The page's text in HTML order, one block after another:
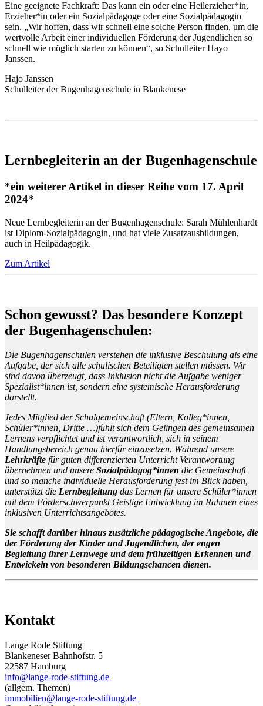
Eine geeignete Fachkraft: Das kann ein oder eine Heilerzieher*in,
Erzieher*in oder ein Sozialpädagoge oder eine Sozialpädagogin
sein. „Wir hoffen, dass wir schnell eine solche Person finden, um die
wertvolle Arbeit einer individuellen Förderung der Jugendlichen so
schnell wie möglich starten zu können“, so Schulleiter Hayo
Janssen.
Hajo Janssen
Schulleiter der Bugenhagenschule in Blankenese
Lernbegleiterin an der Bugenhagenschule
*ein weiterer Artikel in dieser Reihe vom 17. April
2024*
Neue Lernbegleiterin an der Bugenhagenschule: Sarah Mühlenhardt
ist Diplom-Sozialpädagogin, und hat viele Zusatzausbildungen,
auch in Heilpädagogik.
Zum Artikel
Schon gewusst? Das besondere Konzept
der Bugenhagenschulen:
Die Bugenhagenschulen verstehen die inklusive Beschulung als eine
Aufgabe, der sich alle schulischen Beteiligten stellen müssen. Wir
sind davon überzeugt, dass Inklusion nicht die Aufgabe weniger
Spezialist*innen ist, sondern eine systemische Herausforderung
darstellt.
Jedes Mitglied der Schulgemeinschaft (Eltern, Kolleg*innen,
Schüler*innen, Dritte …)fühlt sich dem Gelingen des gemeinsamen
Lernens verpflichtet und ist verantwortlich, sich in seinem
Handlungsbereich genau hierfür einzusetzen. Während unsere
Lehrkräfte für guten differenzierten Unterricht Verantwortung
übernehmen und unsere Sozialpädagog*innen die Gemeinschaft
und so manche individuelle Herausforderung fest im Blick haben,
unterstützt die Lernbegleitung das Lernen für unsere Schüler*innen
mit dem Förderschwerpunkt Geistige Entwicklung im Rahmen eines
inklusiven Unterrichtsangebotes.
Sie schafft darüber hinaus zusätzliche pädagogische Angebote, die
der Förderung der Kinder und Jugendlichen, der engen
Begleitung ihrer Lernwege und dem frühzeitigen Erkennen und
Entwickeln von besonderen Bildungschancen dienen.
Kontakt
Lange Rode Stiftung
Blankeneser Bahnhofstr. 5
22587 Hamburg
info@lange-rode-stiftung.de
(allgem. Themen)
immobilien@lange-rode-stiftung.de